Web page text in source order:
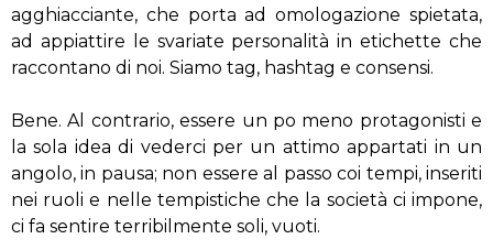
agghiacciante, che porta ad omologazione spietata,
ad appiattire le svariate personalità in etichette che
raccontano di noi. Siamo tag, hashtag e consensi.
Bene. Al contrario, essere un po meno protagonisti e
la sola idea di vederci per un attimo appartati in un
angolo, in pausa; non essere al passo coi tempi, inseriti
nei ruoli e nelle tempistiche che la società ci impone,
ci fa sentire terribilmente soli, vuoti.